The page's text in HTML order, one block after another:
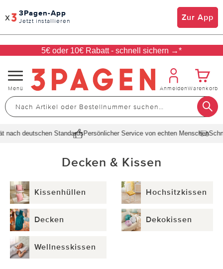
x 3Pagen-App
Jetzt installieren Zur App
5€ oder 10€ Rabatt - schnell sichern →*
Navigation
umschalten
Menü AnmeldenWarenkorb
deutschen StandardsPersönlicher Service von echten MenschenSchnelle
Decken & Kissen
Kissenhüllen Hochsitzkissen
Decken Dekokissen
Wellnesskissen